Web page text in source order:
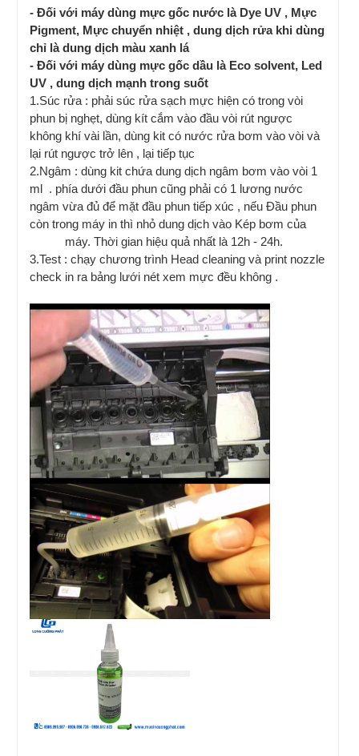
- Đối với máy dùng mực gốc nước là Dye UV , Mực
Pigment, Mực chuyển nhiệt , dung dịch rửa khi dùng
chỉ là dung dịch màu xanh lá
- Đối với máy dùng mực gốc dầu là Eco solvent, Led
UV , dung dịch mạnh trong suốt
1.Súc rửa : phải súc rửa sạch mực hiện có trong vòi
phun bị nghẹt, dùng kít cắm vào đầu vòi rút ngược
không khí vài lần, dùng kit có nước rửa bơm vào vòi và
lại rút ngược trở lên , lại tiếp tục
2.Ngâm : dùng kit chứa dung dịch ngâm bơm vào vòi 1
ml . phía dưới đầu phun cũng phải có 1 lương nước
ngâm vừa đủ để mặt đầu phun tiếp xúc , nếu Đầu phun
còn trong máy in thì nhỏ dung dịch vào Kép bơm của
máy. Thời gian hiệu quả nhất là 12h - 24h.
3.Test : chạy chương trình Head cleaning và print nozzle
check in ra bảng lưới nét xem mực đều không .